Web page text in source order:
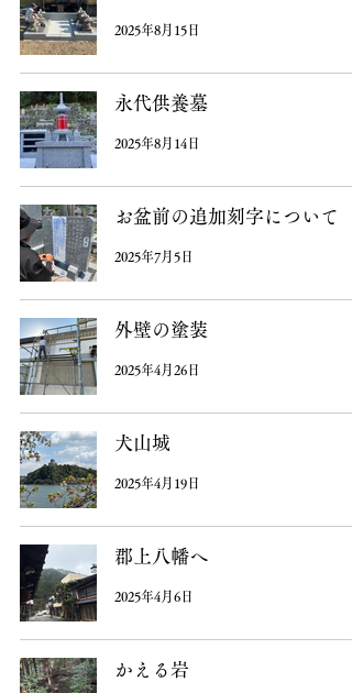
2025年8月15日
永代供養墓
2025年8月14日
お盆前の追加刻字について
2025年7月5日
外壁の塗装
2025年4月26日
犬山城
2025年4月19日
郡上八幡へ
2025年4月6日
かえる岩